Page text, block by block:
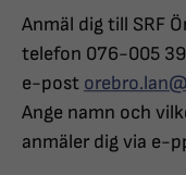
Anmäl dig till SRF
telefon 076-005
e-post
Ange namn och
anmäler dig via e-